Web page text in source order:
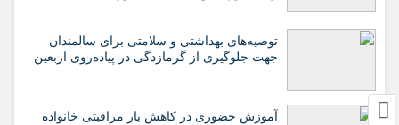
️توصیه‌های بهداشتی و سلامتی برای سالمندان
جهت جلوگیری از گرمازدگی در پیاده‌روی اربعین
آموزش حضوری در کاهش بار مراقبتی خانواده